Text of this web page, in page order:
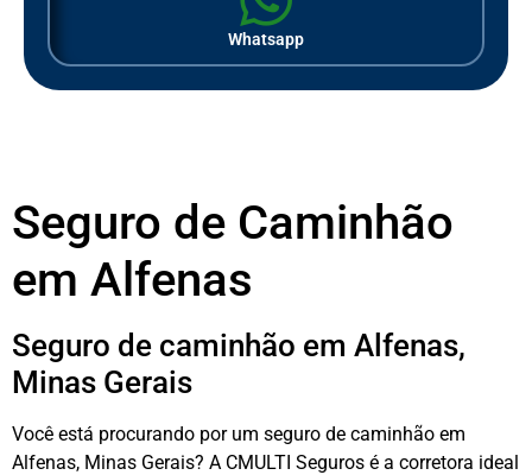
Whatsapp
Seguro de Caminhão
em Alfenas
Seguro de caminhão em Alfenas,
Minas Gerais
Você está procurando por um seguro de caminhão em
Alfenas, Minas Gerais? A CMULTI Seguros é a corretora ideal